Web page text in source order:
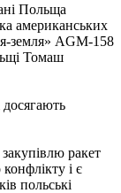
Польща
американських
земля» AGM-158
Томаш
досягають
ракет
і є
польські